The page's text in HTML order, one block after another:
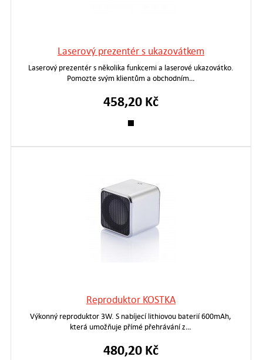
Laserový prezentér s ukazovátkem
Laserový prezentér s několika funkcemi a laserové ukazovátko.
Pomozte svým klientům a obchodním…
458,20 Kč
Reproduktor KOSTKA
Výkonný reproduktor 3W. S nabíjecí lithiovou baterií 600mAh,
která umožňuje přímé přehrávání z…
480,20 Kč